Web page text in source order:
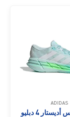
ADIDAS
حذاء أديداس أديستار 4 دبليو